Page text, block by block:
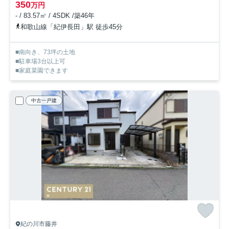
350万円
- / 83.57㎡ / 4SDK /築46年
和歌山線「紀伊長田」駅 徒歩45分
■南向き、73坪の土地
■駐車場3台以上可
■家庭菜園できます
中古一戸建
紀の川市藤井